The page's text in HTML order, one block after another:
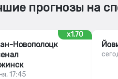
прогнозы на
x1.70
Новополоцк
17:45